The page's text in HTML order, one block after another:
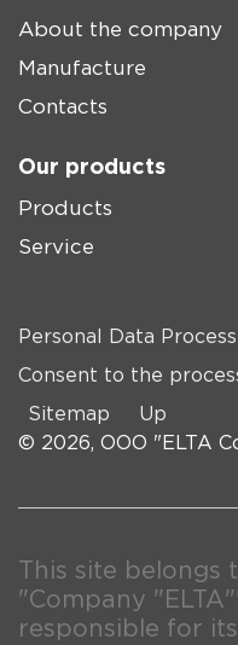
About the company
Manufacture
Contacts
Our products
Products
Service
Personal Data
Consent to the
Sitemap
Up
© 2026, OOO "ELTA
This site belongs
"Company
responsible for